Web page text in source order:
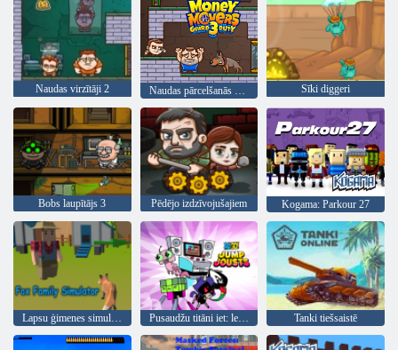
Naudas virzītāji 2 Sīki diggeri
Bobs laupītājs 3 Pēdējo izdzīvojušajiem Kogama: Parkour 27
Lapsu ģimenes simulators Pusaudžu titāni iet: leciet Jousts Tanki tiešsaistē